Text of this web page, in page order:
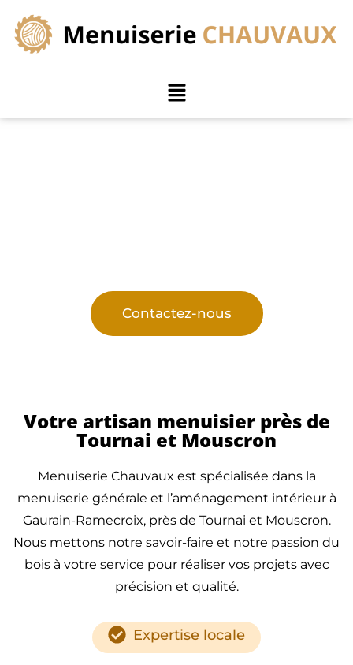
Contactez-nous
Votre artisan menuisier près de
Tournai et Mouscron
Menuiserie Chauvaux est spécialisée dans la
menuiserie générale et l’aménagement intérieur à
Gaurain-Ramecroix, près de Tournai et Mouscron.
Nous mettons notre savoir-faire et notre passion du
bois à votre service pour réaliser vos projets avec
précision et qualité.
Expertise locale